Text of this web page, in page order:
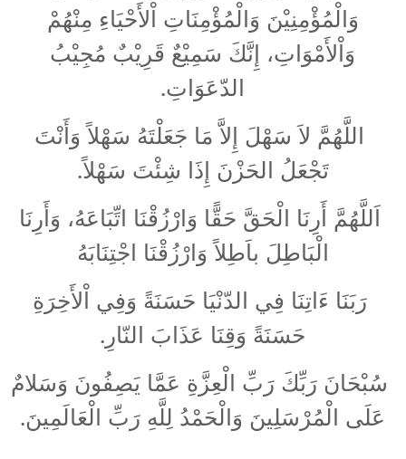
وَالْمُؤْمِنِيْنَ وَالْمُؤْمِنَاتِ اْلأَحْيَاءِ مِنْهُمْ
وَاْلأَمْوَاتِ، إِنَّكَ سَمِيْعٌ قَرِيْبٌ مُجِيْبُ
الدّعَوَاتِ.
اللَّهُمَّ لاَ سَهْلَ إِلاَّ مَا جَعَلْتَهُ سَهْلاً وَأَنْتَ
تَجْعَلُ الحَزْنَ إِذَا شِئْتَ سَهْلاً.
اَللَّهُمَّ أَرِنَا الْحَقَّ حَقًّا وَارْزُقْنَا اتِّبَاعَهُ، وَأَرِنَا
الْبَاطِلَ باَطِلاً وَارْزُقْنَا اجْتِنَابَهُ
رَبَنَا ءَاتِنَا فِي الدّنْيَا حَسَنَةً وَفِي اْلأَخِرَةِ
حَسَنَةً وَقِنَا عَذَابَ النّارِ .
سُبْحَانَ رَبِّكَ رَبِّ الْعِزَّةِ عَمَّا يَصِفُونَ وَسَلامٌ
عَلَى الْمُرْسَلِينَ وَالْحَمْدُ لِلَّهِ رَبِّ الْعَالَمِينَ.